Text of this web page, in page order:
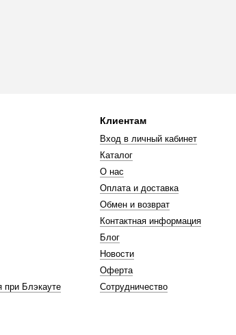
при Блэкауте
Клиентам
Вход в личный кабинет
Каталог
О нас
Оплата и доставка
Обмен и возврат
Контактная информация
Блог
Новости
Оферта
Сотрудничество